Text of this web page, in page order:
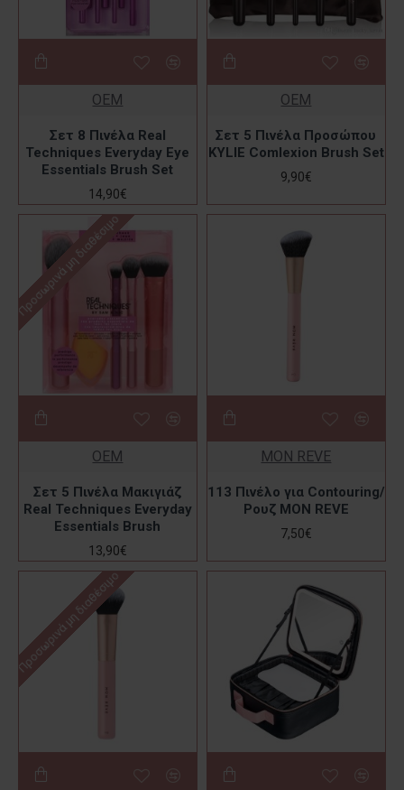
OEM
Σετ 8 Πινέλα Real
Techniques Everyday Eye
Essentials Brush Set
14,90€
OEM
Σετ 5 Πινέλα Προσώπου
KYLIE Comlexion Brush Set
9,90€
Προσωρινά μη διαθέσιμο
OEM
Σετ 5 Πινέλα Μακιγιάζ
Real Techniques Everyday
Essentials Brush
13,90€
MON REVE
113 Πινέλο για Contouring/
Ρουζ MON REVE
7,50€
Προσωρινά μη διαθέσιμο